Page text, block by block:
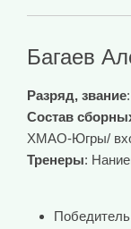
Багаев
Разряд, звание
Состав
ХМАО-Югры/
Тренеры: